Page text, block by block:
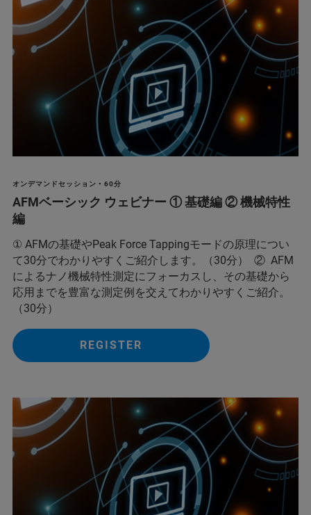
オンデマンドセッション • 60分
AFMベーシック ウェビナー ① 基礎編 ② 機械特性
編
① AFMの基礎やPeak Force Tappingモードの原理につい
て30分でわかりやすくご紹介します。（30分） ② AFM
によるナノ機械特性測定にフォーカスし、その基礎から
応用までを豊富な測定例を交えてわかりやすくご紹介。
（30分）
REGISTER